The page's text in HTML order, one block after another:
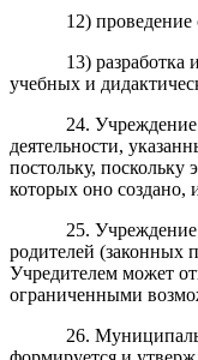
12)
13) разработка
учебных и
24.
деятельности,
постольку,
которых оно создано,
25. Учреждение
родителей (законных
Учредителем может
ограниченными
26.